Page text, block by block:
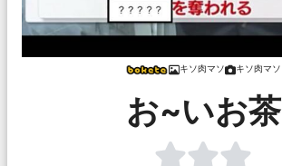
キソ肉マソ キソ肉マソ
お~いお茶